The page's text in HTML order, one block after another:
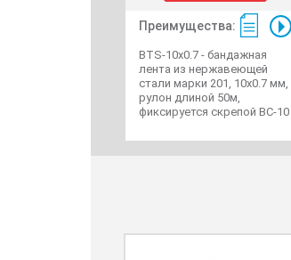
Преимущества:
BTS-10x0.7 - бандажная
лента из нержавеющей
стали марки 201, 10х0.7 мм,
рулон длиной 50м,
фиксируется скрепой BC-10